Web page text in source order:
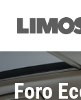
contenido
Foro